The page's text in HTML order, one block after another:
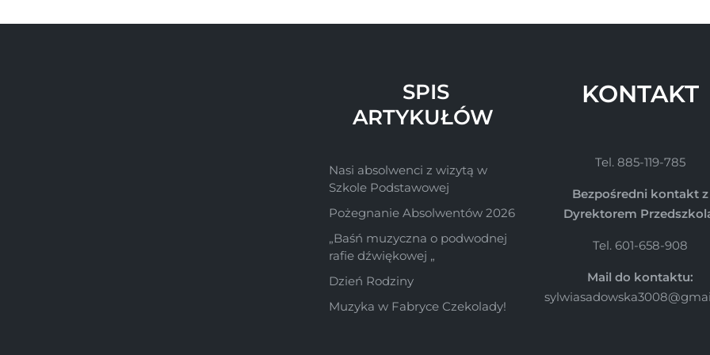
SPIS
ARTYKUŁÓW
Nasi absolwenci z wizytą w
Szkole Podstawowej
Pożegnanie Absolwentów 2026
„Baśń muzyczna o podwodnej
rafie dźwiękowej „
Dzień Rodziny
Muzyka w Fabryce Czekolady!
KONTAKT
Tel. 885-119-785
Bezpośredni kontakt z
Dyrektorem
Tel. 601-658-908
Mail do kontaktu: